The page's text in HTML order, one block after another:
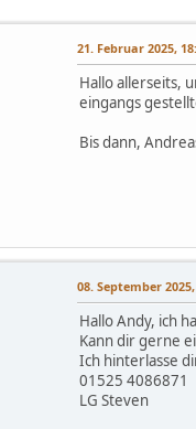
21. Februar 2025,
Hallo allerseits,
eingangs
Bis dann,
08. September
Hallo Andy, ich
Kann dir gerne
Ich hinterlasse
01525 4086871
LG Steven